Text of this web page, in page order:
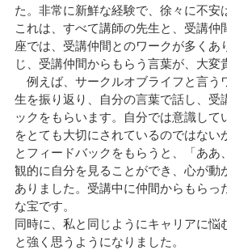
た。非常に新鮮な経験で、徐々に不安
これは、すべて講師の先生と、受講仲
座では、受講仲間とのワークが多くあ
じ、受講仲間からもらう言葉が、大変
例えば、サークルオブライフと言う
生を振り返り、自分の言葉で話し、受
ックをもらいます。自分では意識して
をとても大切にされているのではない
とフィードバックをもらうと、「ああ
観的に自分を見ることができ、心が動
ありました。受講中に仲間からもらっ
な宝です。
同時に、私と同じようにキャリアに悩
と強く思うようになりました。